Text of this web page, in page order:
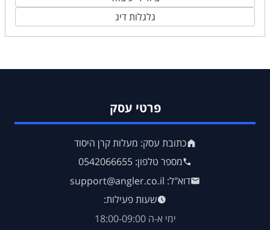
גלגלות דיג
פרטי עסק
כתובת עסק: מעלות קרן היסוד
מספר טלפון: 0542066655
דוא"ל: support@angler.co.il
שעות פעילות:
ימי א-ה 18:00-09:00